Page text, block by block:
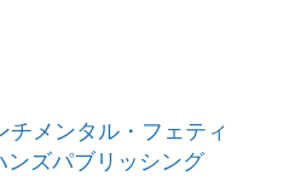
チメンタル・フェティ
ンズパブリッシング